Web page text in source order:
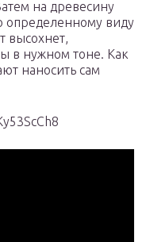
на древесину
определенному виду
высохнет,
в нужном тоне. Как
наносить сам